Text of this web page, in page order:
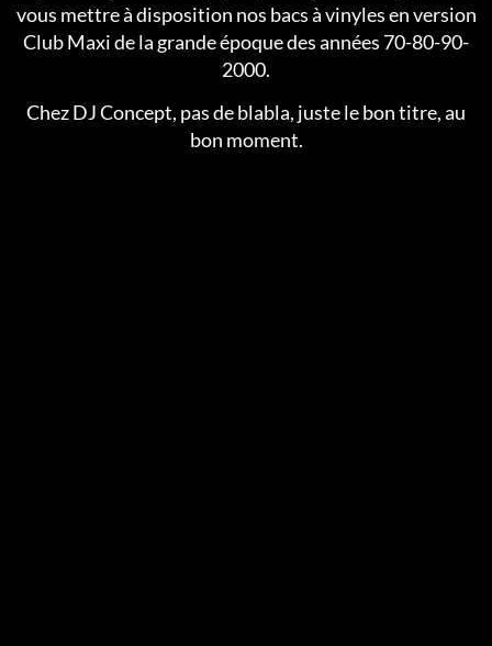
vous mettre à disposition nos bacs à vinyles en version
Club Maxi de la grande époque des années 70-80-90-
2000.
Chez DJ Concept, pas de blabla, juste le bon titre, au
bon moment.